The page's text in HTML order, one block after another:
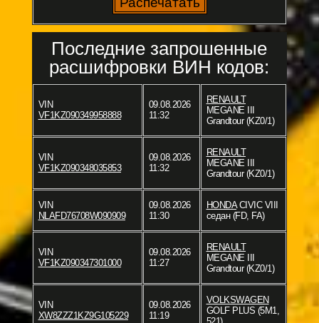
Последние запрошенные
расшифровки ВИН кодов:
VIN
VF1KZ090349958888
09.08.2026
11:32
RENAULT
MEGANE III
Grandtour (KZ0/1)
VIN
VF1KZ090348035853
09.08.2026
11:32
RENAULT
MEGANE III
Grandtour (KZ0/1)
VIN
NLAFD76708W090909
09.08.2026
11:30
HONDACIVIC VIII
седан (FD, FA)
VIN
VF1KZ090347301000
09.08.2026
11:27
RENAULT
MEGANE III
Grandtour (KZ0/1)
VIN
XW8ZZZ1KZ9G105229
09.08.2026
11:19
VOLKSWAGEN
GOLF PLUS (5M1,